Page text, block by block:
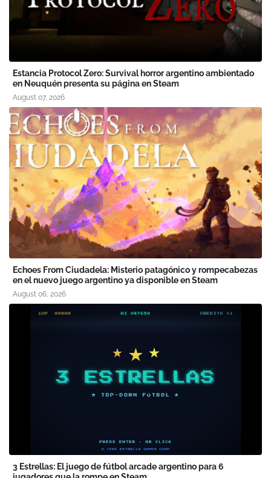
Estancia Protocol Zero: Survival horror argentino ambientado
en Neuquén presenta su página en Steam
August 07, 2026
Echoes From Ciudadela: Misterio patagónico y rompecabezas
en el nuevo juego argentino ya disponible en Steam
August 06, 2026
3 Estrellas: El juego de fútbol arcade argentino para 6